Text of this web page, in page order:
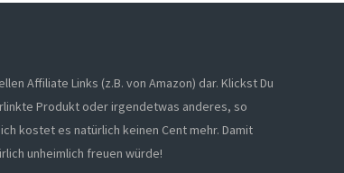
Affiliate Links (z.B. von Amazon) dar. Klickst Du
Produkt oder irgendetwas anderes, so
kostet es natürlich keinen Cent mehr. Damit
unheimlich freuen würde!